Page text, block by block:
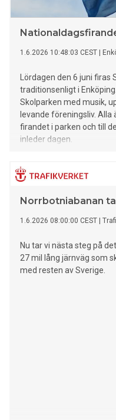
100 000 kronor vardera
ceremoni i Stockholm
1.6.2026 10:48:03 CEST
Lördagen den 6 juni firas
traditionsenligt i
Skolparken med musik,
levande föreningsliv. Alla
firandet i parken och till
inleder dagen.
Norrbotniabanan
1.6.2026 08:00:00 CEST
Nu tar vi nästa steg på
27 mil lång järnväg som
med resten av Sverige.